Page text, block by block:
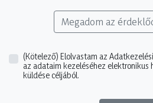
Megadom az
(Kötelező) Elolvastam az
az adataim kezeléséhez elektronikus
küldése céljából.